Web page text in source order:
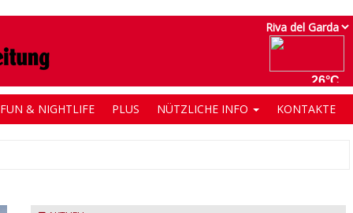
FUN & NIGHTLIFE PLUS NÜTZLICHE INFO KONTAKTE